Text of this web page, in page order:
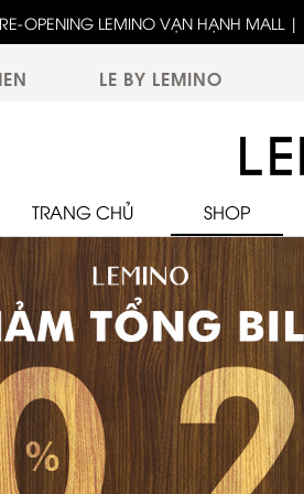
RE-OPENING LEMINO VẠN HẠNH
LE BY LEMINO
TRANG CHỦ SHOP